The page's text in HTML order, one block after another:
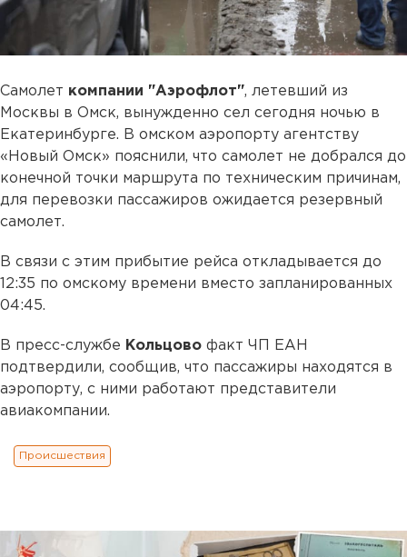
Самолет компании "Аэрофлот", летевший из
Москвы в Омск, вынужденно сел сегодня ночью в
Екатеринбурге. В омском аэропорту агентству
«Новый Омск» пояснили, что самолет не добрался до
конечной точки маршрута по техническим причинам,
для перевозки пассажиров ожидается резервный
самолет.
В связи с этим прибытие рейса откладывается до
12:35 по омскому времени вместо запланированных
04:45.
В пресс-службе Кольцово факт ЧП ЕАН
подтвердили, сообщив, что пассажиры находятся в
аэропорту, с ними работают представители
авиакомпании.
Происшествия